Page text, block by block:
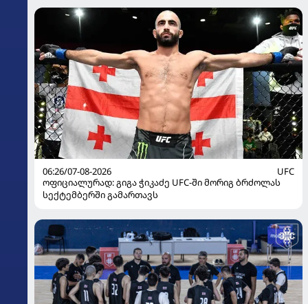
06:26/07-08-2026
UFC
ოფიციალურად: გიგა ჭიკაძე UFC-ში მორიგ ბრძოლას
სექტემბერში გამართავს